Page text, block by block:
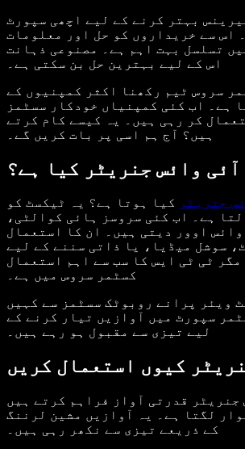
بہتر کرنے کے لیے اچھی سپورٹ
اس سے خریداروں کو حل اور معلومات
تسلسل بہت اہم ہے۔ مصنوعی ذہانت
سروس ٹیم رکھنا اکثر کمپنیوں کے
ہے۔ اب کئی کمپنیاں خودکار سسٹمز
کر رہی ہیں۔ یہ کیسے کام کرتے
آئی وائس جنریٹر کیا ہے؟
جنریٹر
کیا ہوتا ہے؟ یہ ٹیکسٹ کو
ہے۔ اب کئی سروسز ہائی کوالٹی،
اوور دیتی ہیں۔ ان کا استعمال
سوشل میڈیا، یا ذاتی سننے کے لیے
ٹی ٹی ایس کا سب سے اہم استعمال
ویئر پرانے روبوٹک سسٹمز سے کہیں
سپورٹ میں آوازیں تیار کرنے کے
کیوں استعمال کریں
جنریٹر قدرتی آواز فراہم کرتے ہیں
لگتا ہے۔ یہ آوازیں مشین لرننگ